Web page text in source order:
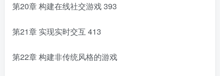
第20章 构建在线社交游戏393
第21章 实现实时交互 413
第22章 构建非传统风格的游戏